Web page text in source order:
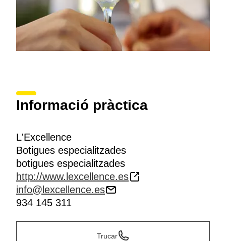
Informació pràctica
L'Excellence
Botigues especialitzades
botigues especialitzades
http://www.lexcellence.es
info@lexcellence.es
934 145 311
Trucar